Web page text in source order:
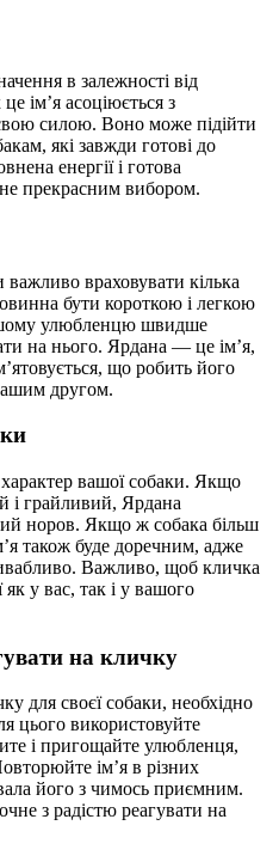
в залежності від
ім’я асоціюється з
силою. Воно може підійти
які завжди готові до
енергії і готова
прекрасним вибором.
враховувати кілька
бути короткою і легкою
улюбленцю швидше
на нього. Ярдана — це ім’я,
що робить його
другом.
вашої собаки. Якщо
грайливий, Ярдана
норов. Якщо ж собака більш
також буде доречним, адже
Важливо, щоб кличка
як у вас, так і у вашого
на кличку
для своєї собаки, необхідно
цього використовуйте
і пригощайте улюбленця,
ім’я в різних
його з чимось приємним.
з радістю реагувати на